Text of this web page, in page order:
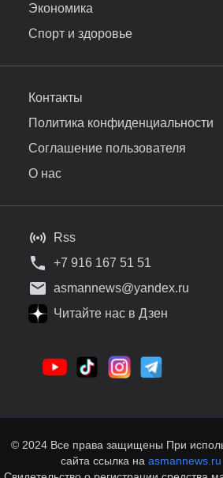
Экономика
Спорт и здоровье
Контакты
Политика конфиденциальности
Соглашение пользователя
О нас
Rss
+7 916 167 51 51
asmannews@yandex.ru
Читайте нас в Дзен
© 2024 Все права защищены При
сайта ссылка на asmannews.ru